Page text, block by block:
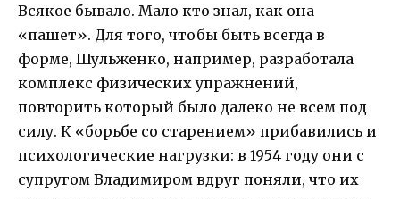
Всякое бывало. Мало кто знал, как она
«пашет». Для того, чтобы быть всегда в
форме, Шульженко, например, разработала
комплекс физических упражнений,
повторить который было далеко не всем под
силу. К «борьбе со старением» прибавились и
психологические нагрузки: в 1954 году они с
супругом Владимиром вдруг поняли, что их